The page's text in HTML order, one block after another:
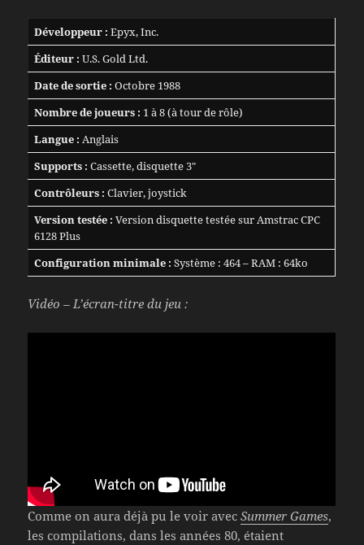
Développeur : Epyx, Inc.
Éditeur : U.S. Gold Ltd.
Date de sortie : Octobre 1988
Nombre de joueurs : 1 à 8 (à tour de rôle)
Langue : Anglais
Supports : Cassette, disquette 3″
Contrôleurs : Clavier, joystick
Version testée : Version disquette testée sur Amstrac CPC
6128 Plus
Configuration minimale : Système : 464 – RAM : 64ko
Vidéo – L’écran-titre du jeu :
Comme on aura déjà pu le voir avecSummer Games,
les compilations, dans les années 80, étaient